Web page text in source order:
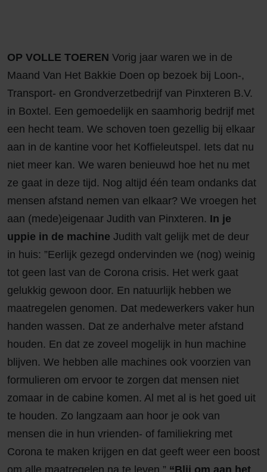
OP VOLLE TOEREN Vorig jaar waren we in de
Maand Van Het Bakkie Doen op bezoek bij Loon-,
Transport- en Grondverzetbedrijf van Pinxteren B.V.
in Boxtel. Een gemoedelijk en saamhorig bedrijf met
een hecht team. We schoven toen gezellig bij elkaar
aan in de kantine voor het Koffieleutspel. Iets dat nu
niet meer kan. We waren benieuwd hoe het nu met
ze gaat in deze tijd. Nog altijd één team ondanks dat
mensen afstand nemen van elkaar? We vroegen het
aan (mede)eigenaar Judith van Pinxteren. In je
uppie in de machine Judith valt gelijk met de deur
in huis: ”Eerlijk gezegd ondervinden we (nog) weinig
tot geen last van de Corona crisis. Het werk gaat
gelukkig gewoon door. En natuurlijk hebben we
maatregelen genomen. Dat medewerkers vaker hun
handen wassen. Dat ze anderhalve meter afstand
houden. En dat ze zoveel mogelijk in hun machine
blijven. We hebben alle machines ook voorzien van
formulieren om ervoor te zorgen dat mensen niet
zomaar in de cabine komen. Al met al is het goed uit
te houden. Zo langzaam aan hoor je ook van
mensen die in hun vrienden- of familiekring met
Corona te maken krijgen en dat geeft weer een boost
om alle maatregelen na te leven.” “Blij om aan het